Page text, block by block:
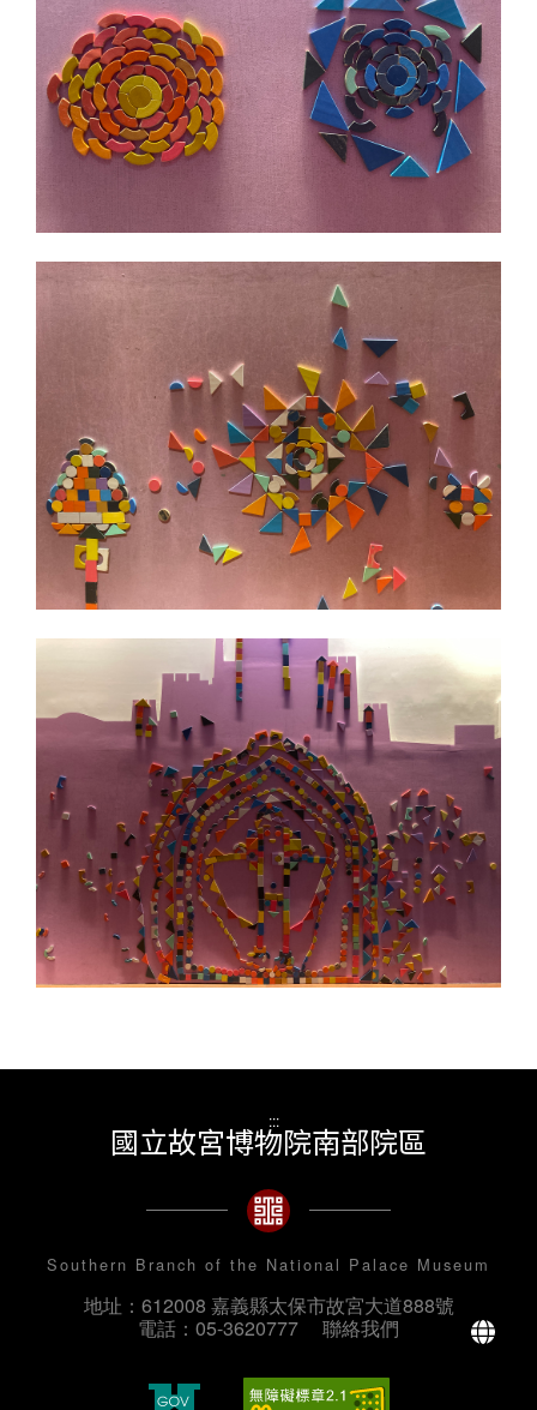
:::
國立故宮博物院南部院區
Southern Branch of the National Palace Museum
地址：612008 嘉義縣太保市故宮大道888號
電話：05-3620777
聯絡我們